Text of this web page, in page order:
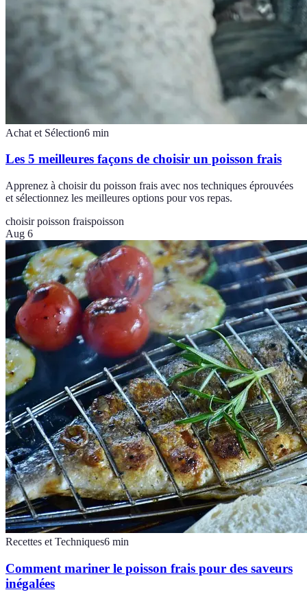
Achat et Sélection6 min
Les 5 meilleures façons de choisir un poisson frais
Apprenez à choisir du poisson frais avec nos techniques éprouvées
et sélectionnez les meilleures options pour vos repas.
choisir poisson fraispoisson
Aug 6
Recettes et Techniques6 min
Comment mariner le poisson frais pour des saveurs
inégalées